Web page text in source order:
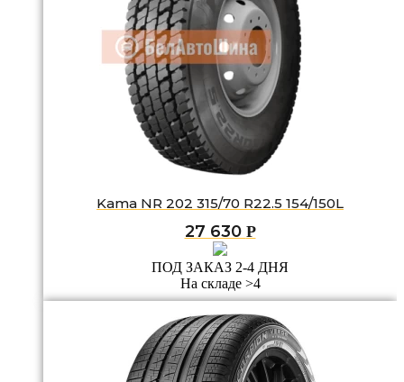
Kama NR 202 315/70 R22.5 154/150L
27 630 Р
ПОД ЗАКАЗ 2-4 ДНЯ
На складе >4